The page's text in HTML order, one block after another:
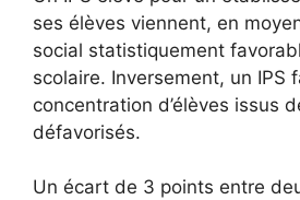
ses élèves viennent, en
social statistiquement
scolaire. Inversement, un IPS
concentration d’élèves issus
défavorisés.
Un écart de 3 points entre